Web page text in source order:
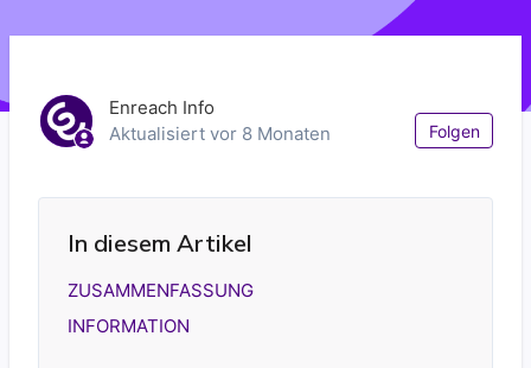
Enreach Info
Aktualisiert vor 8 Monaten Folgen
In diesem Artikel
ZUSAMMENFASSUNG
INFORMATION